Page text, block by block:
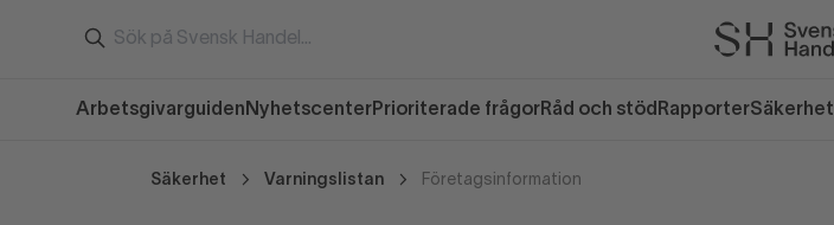
Arbetsgivarguiden Nyhetscenter Prioriterade frågor Råd och stöd RapporterSäkerhet
Säkerhet Varningslistan Företagsinformation